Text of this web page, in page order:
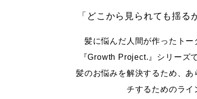
「どこから見られても揺る
髪に悩んだ人間が作ったトー
『Growth Project.』シリーズ
髪のお悩みを解決するため、
チするためのライ